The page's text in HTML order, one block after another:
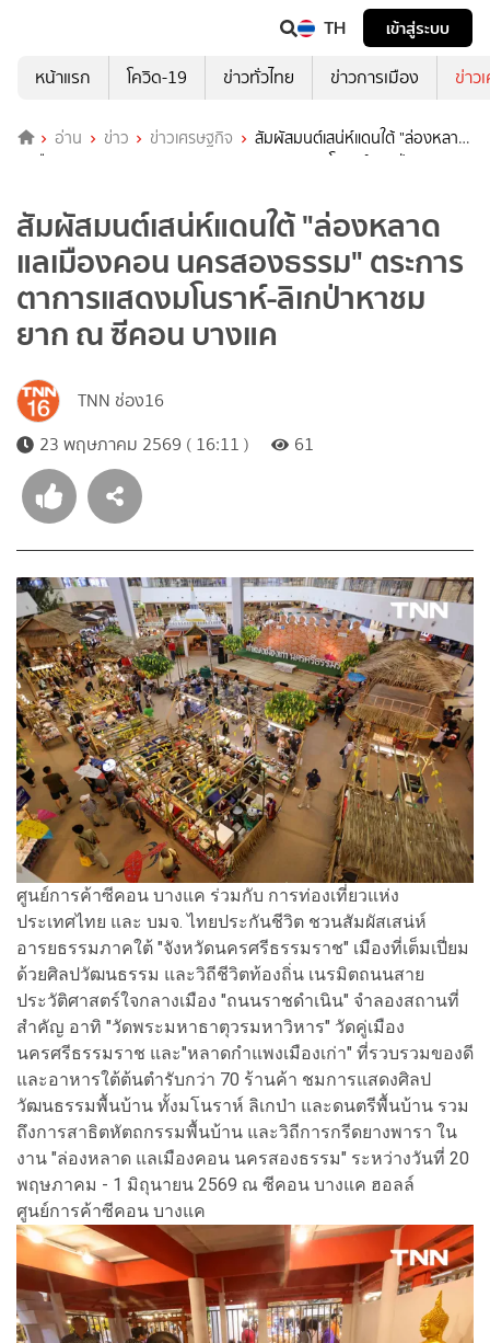
TH
เข้าสู่ระบบ
หน้าแรก
โควิด-19 ข่าวทั่วไทย ข่าวการเมือง ข่าว
อ่าน ข่าว ข่าวเศรษฐกิจ
สัมผัสมนต์เสน่ห์แดนใต้ "ล่องหลาด
แลเมืองคอน นครสองธรรม" ตระการตาการแสดงมโนราห์-ลิเกป่าหาชม
สัมผัสมนต์เสน่ห์แดนใต้ "ล่องหลาด
แลเมืองคอน นครสองธรรม" ตระการ
ตาการแสดงมโนราห์-ลิเกป่าหาชม
ยาก ณ ซีคอน บางแค
TNN ช่อง16
23 พฤษภาคม 2569 ( 16:11 )
61
ศูนย์การค้าซีคอน บางแค ร่วมกับ การท่องเที่ยวแห่ง
ประเทศไทย และ บมจ. ไทยประกันชีวิต ชวนสัมผัสเสน่ห์
อารยธรรมภาคใต้ "จังหวัดนครศรีธรรมราช" เมืองที่เต็มเปี่ยม
ด้วยศิลปวัฒนธรรม และวิถีชีวิตท้องถิ่น เนรมิตถนนสาย
ประวัติศาสตร์ใจกลางเมือง "ถนนราชดำเนิน" จำลองสถานที่
สำคัญ อาทิ "วัดพระมหาธาตุวรมหาวิหาร" วัดคู่เมือง
นครศรีธรรมราช และ"หลาดกำแพงเมืองเก่า" ที่รวบรวมของดี
และอาหารใต้ต้นตำรับกว่า 70 ร้านค้า ชมการแสดงศิลป
วัฒนธรรมพื้นบ้าน ทั้งมโนราห์ ลิเกป่า และดนตรีพื้นบ้าน รวม
ถึงการสาธิตหัตถกรรมพื้นบ้าน และวิถีการกรีดยางพารา ใน
งาน "ล่องหลาด แลเมืองคอน นครสองธรรม" ระหว่างวันที่ 20
พฤษภาคม - 1 มิถุนายน 2569 ณ ซีคอน บางแค ฮอลล์
ศูนย์การค้าซีคอน บางแค